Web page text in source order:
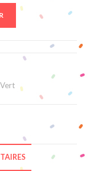
Vert